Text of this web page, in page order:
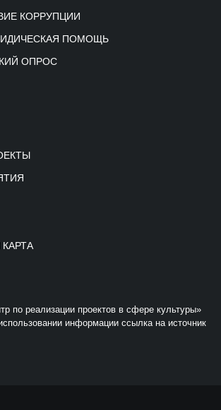
КОРРУПЦИИ
ПОМОЩЬ
ОПРОС
по реализации проектов в сфере культуры»
информации ссылка на источник